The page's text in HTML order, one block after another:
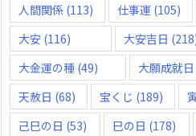
人間関係 (113) 仕事運 (105)
大安 (116) 大安吉日
大金運の種 (49) 大願成就日
天赦日 (68) 宝くじ (189)
己巳の日 (53) 巳の日 (178)